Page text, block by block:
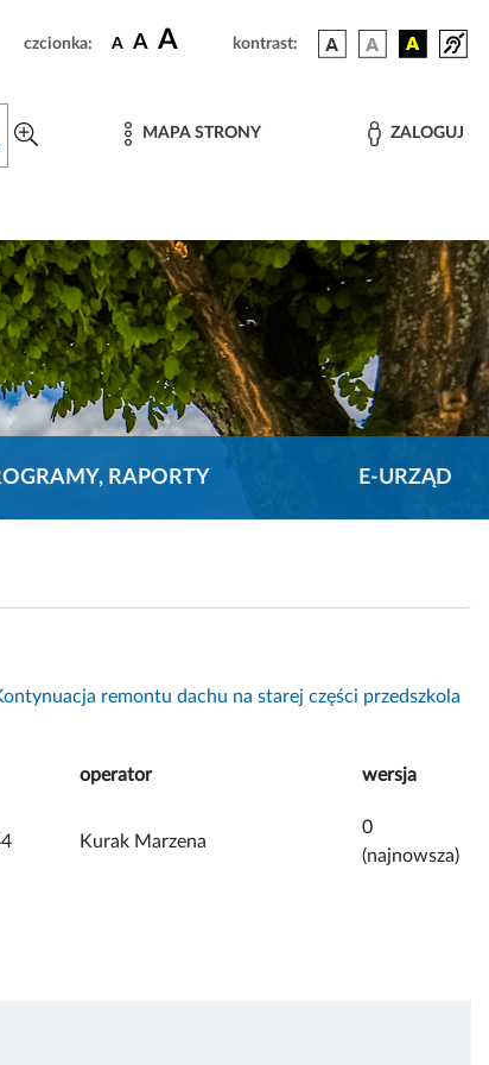
czcionka: A A A kontrast:
MAPA STRONY ZALOGUJ
RAPORTY E-URZĄD
remontu dachu na starej części przedszkola
operator wersja
Kurak Marzena
0
(najnowsza)